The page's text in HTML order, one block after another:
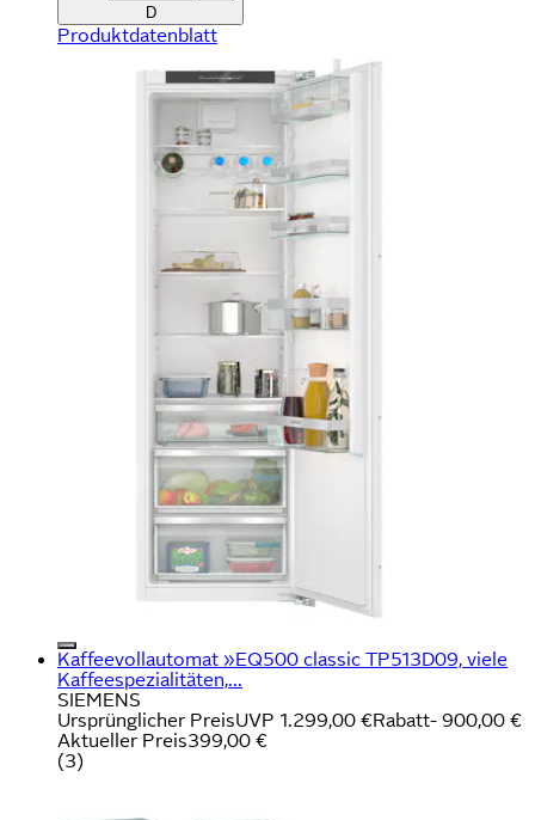
D
Produktdatenblatt
Kaffeevollautomat »EQ500 classic TP513D09, viele
Kaffeespezialitäten,...
SIEMENS
Ursprünglicher PreisUVP 1.299,00 €Rabatt- 900,00 €
Aktueller Preis399,00 €
(3)